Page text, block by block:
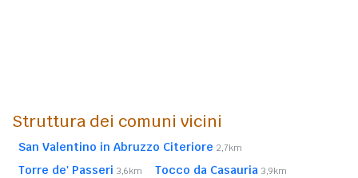
Struttura dei comuni vicini
San Valentino in Abruzzo Citeriore 2,7km
Torre de' Passeri 3,6km Tocco da Casauria 3,9km